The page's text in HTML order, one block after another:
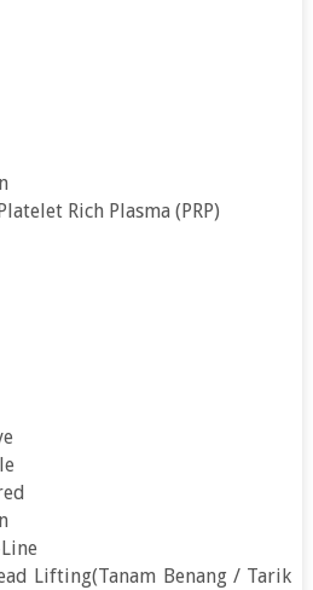
Rich Plasma (PRP)
Lifting(Tanam Benang / Tarik